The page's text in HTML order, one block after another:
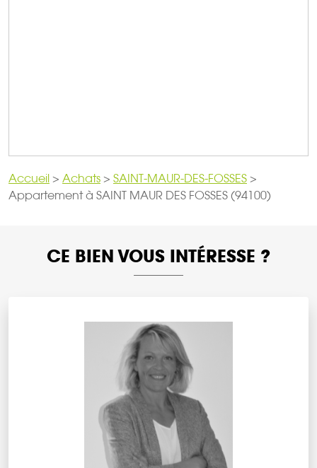
Accueil > Achats > SAINT-MAUR-DES-FOSSES >
Appartement à SAINT MAUR DES FOSSES (94100)
CE BIEN VOUS INTÉRESSE ?